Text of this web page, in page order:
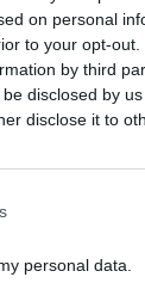
on personal
to your opt-
by third
disclosed by
disclose it to
personal data.
– Mi